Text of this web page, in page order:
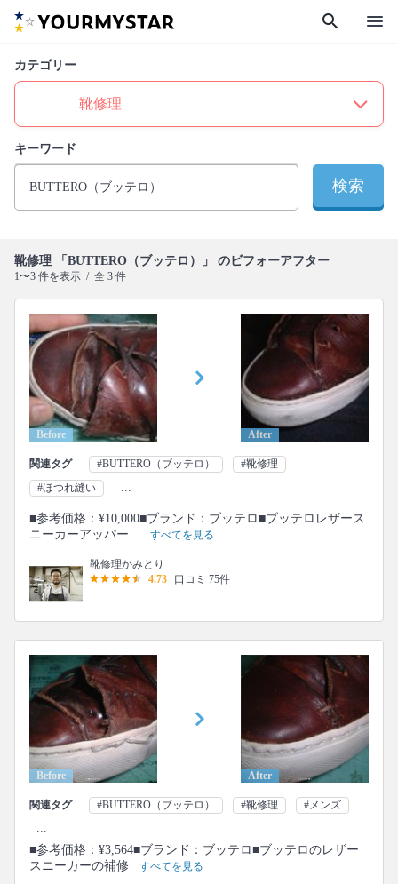
search menu
カテゴリー
キーワード
検索
靴修理 「BUTTERO（ブッテロ）」 のビフォーアフター
1〜3 件を表示 / 全 3 件
Before After
関連タグ #BUTTERO（ブッテロ）
#靴修理
#ほつれ縫い
...
■参考価格：¥10,000■ブランド：ブッテロ■ブッテロレザース
ニーカーアッパー...
すべてを見る
靴修理かみとり
4.73
口コミ 75件
Before After
関連タグ #BUTTERO（ブッテロ） #靴修理 #メンズ
...
■参考価格：¥3,564■ブランド：ブッテロ■ブッテロのレザー
スニーカーの補修
すべてを見る